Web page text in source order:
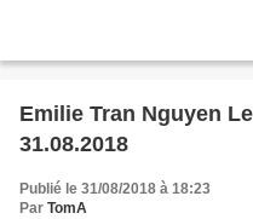
Emilie Tran Nguyen
31.08.2018
Publié le 31/08/2018 à 18:23
Par TomA